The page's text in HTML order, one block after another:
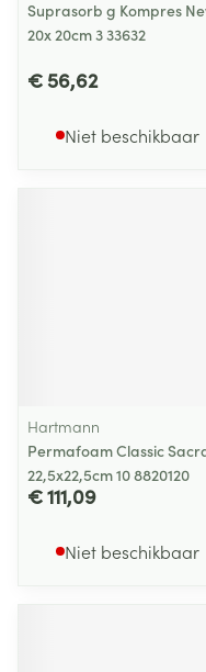
Suprasorb g Kompres
20x 20cm 3 33632
€ 56,62
Niet beschikbaar
Hartmann
Permafoam Classic
22,5x22,5cm 10 8820120
€ 111,09
Niet beschikbaar